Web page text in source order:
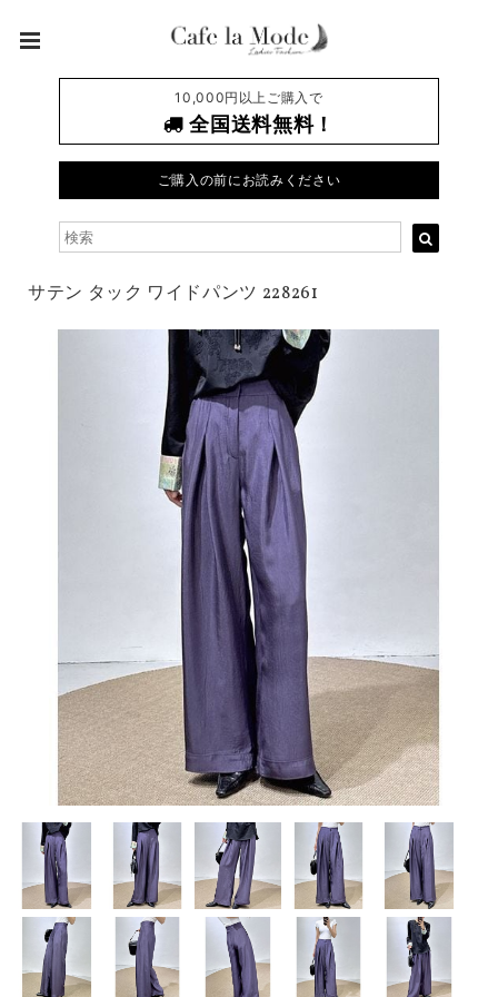
10,000円以上ご購入で
全国送料無料！
ご購入の前にお読みください
サテン タック ワイドパンツ 228261